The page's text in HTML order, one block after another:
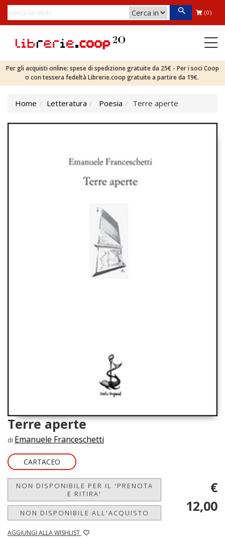
(0)
Per gli acquisti online: spese di spedizione gratuite da 25€ - Per i soci Coop
o con tessera fedeltà Librerie.coop gratuite a partire da 19€.
Home Letteratura Poesia Terre aperte
Terre aperte
di Emanuele Franceschetti
CARTACEO
NON DISPONIBILE PER IL 'PRENOTA
E RITIRA'
NON DISPONIBILE ALL'ACQUISTO
AGGIUNGI ALLA WISHLIST
€
12,00